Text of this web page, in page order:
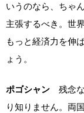
いうのなら、ちゃ
主張するべき。世
もっと経済力を伸
ょう。
ポゴシャン 残念な
り知りません。両